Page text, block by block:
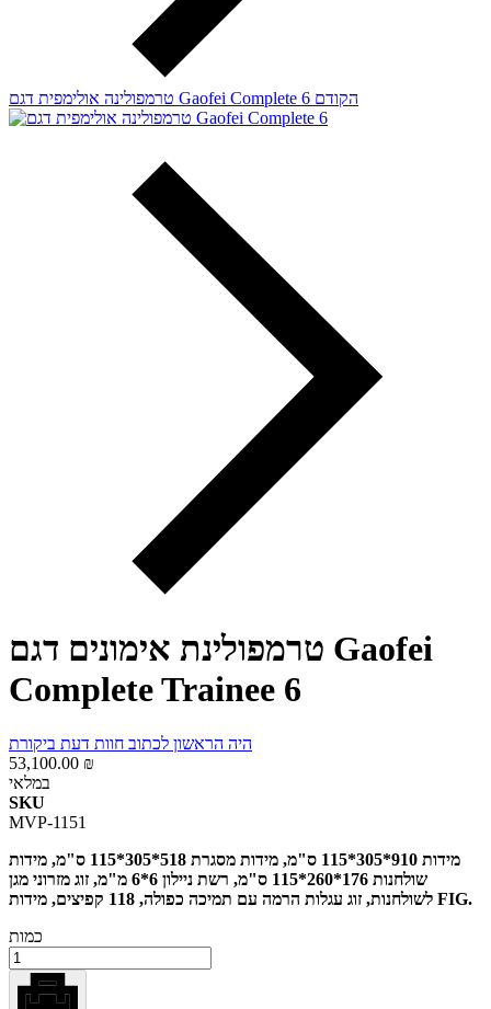
טרמפולינה אולימפית דגם Gaofei Complete 6 הקודם
טרמפולינת אימונים דגם Gaofei
Complete Trainee 6
היה הראשון לכתוב חוות דעת ביקורת
53,100.00 ₪
במלאי
SKU
MVP-1151
מידות 910*305*115 ס"מ, מידות מסגרת 518*305*115 ס"מ, מידות
שולחנות 176*260*115 ס"מ, רשת ניילון 6*6 מ"מ, זוג מזרוני מגן
לשולחנות, זוג עגלות הרמה עם תמיכה כפולה, 118 קפיצים, מידות FIG.
כמות